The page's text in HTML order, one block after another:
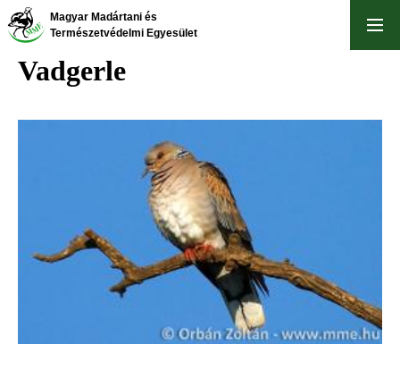
Ugrás
tartalomra
Magyar Madártani és
Természetvédelmi Egyesület
Vadgerle